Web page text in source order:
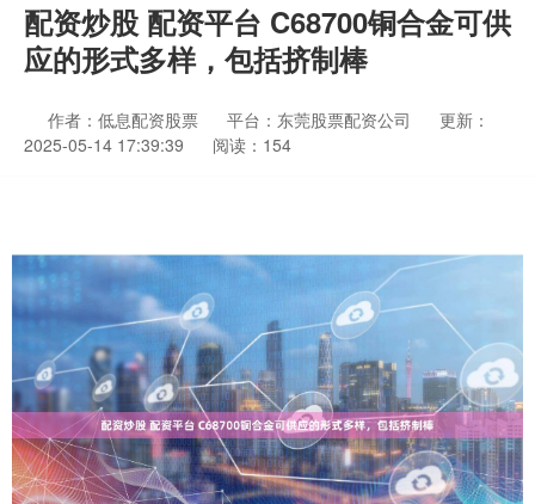
配资炒股 配资平台 C68700铜合金可供
应的形式多样，包括挤制棒
作者：低息配资股票 平台：东莞股票配资公司
更新：
2025-05-14 17:39:39
阅读：154